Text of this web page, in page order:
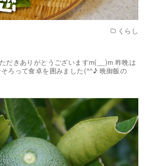
くらし
だきありがとうございますm(__)m 昨晩は
ろって食卓を囲みました(^^♪ 晩御飯の